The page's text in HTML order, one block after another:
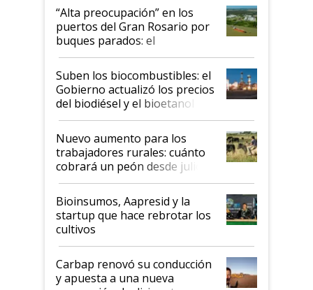
“Alta preocupación” en los
puertos del Gran Rosario por
buques parados: el
funcionamiento de las
exportadoras en tensión tras
la medida de fuerza de los
prácticos
Suben los biocombustibles: el
Gobierno actualizó los precios
del biodiésel y el bioetanol
Nuevo aumento para los
trabajadores rurales: cuánto
cobrará un peón desde julio
Bioinsumos, Aapresid y la
startup que hace rebrotar los
cultivos
Carbap renovó su conducción
y apuesta a una nueva